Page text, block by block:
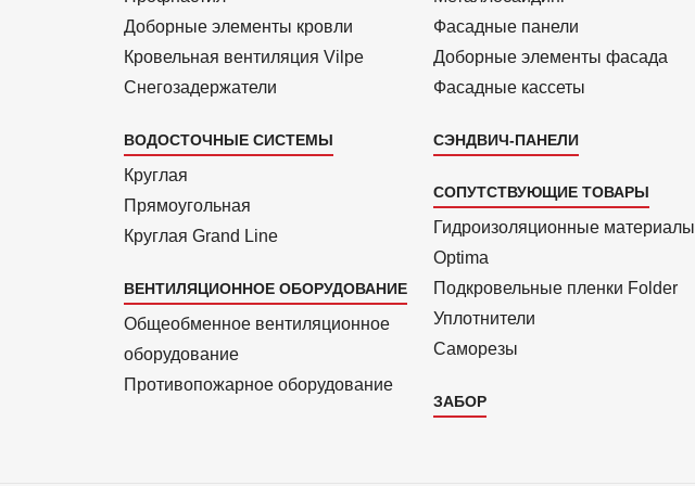
Доборные элементы кровли
Кровельная вентиляция Vilpe
Снегозадержатели
ВОДОСТОЧНЫЕ СИСТЕМЫ
Круглая
Прямоуголь­ная
Круглая Grand Line
ВЕНТИЛЯЦИОННОЕ ОБОРУДОВАНИЕ
Общеобменное вентиляционное
оборудование
Противопожарное оборудование
Фасадные панели
Доборные элементы фасада
Фасадные кассеты
СЭНДВИЧ-ПАНЕЛИ
СОПУТСТВУЮЩИЕ ТОВАРЫ
Гидроизоля­ционные материалы
Optima
Подкровель­ные пленки Folder
Уплотнители
Саморезы
ЗАБОР